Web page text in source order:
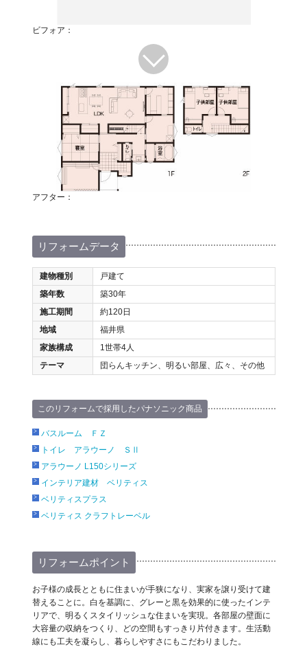
ビフォア：
アフター：
リフォームデータ
建物種別
戸建て
築年数
築30年
施工期間
約120日
地域
福井県
家族構成
1世帯4人
テーマ
団らんキッチン、明るい部屋、広々、その他
このリフォームで採用したパナソニック商品
バスルーム ＦＺ
トイレ アラウーノ ＳⅡ
アラウーノ L150シリーズ
インテリア建材 ベリティス
ベリティスプラス
ベリティス クラフトレーベル
リフォームポイント
お子様の成長とともに住まいが手狭になり、実家を譲り受けて建
替えることに。白を基調に、グレーと黒を効果的に使ったインテ
リアで、明るくスタイリッシュな住まいを実現。各部屋の壁面に
大容量の収納をつくり、どの空間もすっきり片付きます。生活動
線にも工夫を凝らし、暮らしやすさにもこだわりました。